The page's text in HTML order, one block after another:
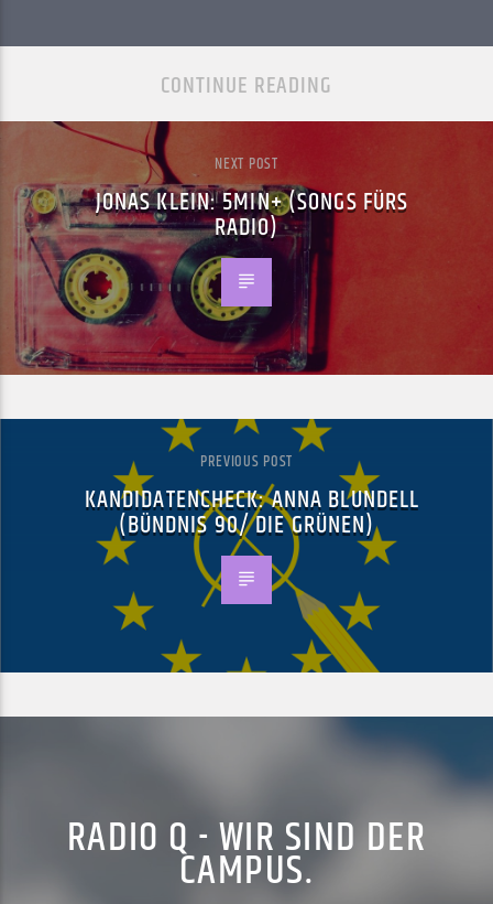
CONTINUE READING
NEXT POST
JONAS KLEIN: 5MIN+ (SONGS FÜRS
RADIO)
PREVIOUS POST
KANDIDATENCHECK: ANNA BLUNDELL
(BÜNDNIS 90/ DIE GRÜNEN)
RADIO Q - WIR SIND DER
CAMPUS.